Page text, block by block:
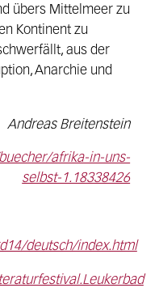
übers Mittelmeer zu
Kontinent zu
aus der
Anarchie und
Andreas Breitenstein
afrika-in-uns-
selbst-1.18338426
deutsch/index.html